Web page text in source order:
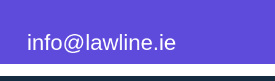
info@lawline.ie